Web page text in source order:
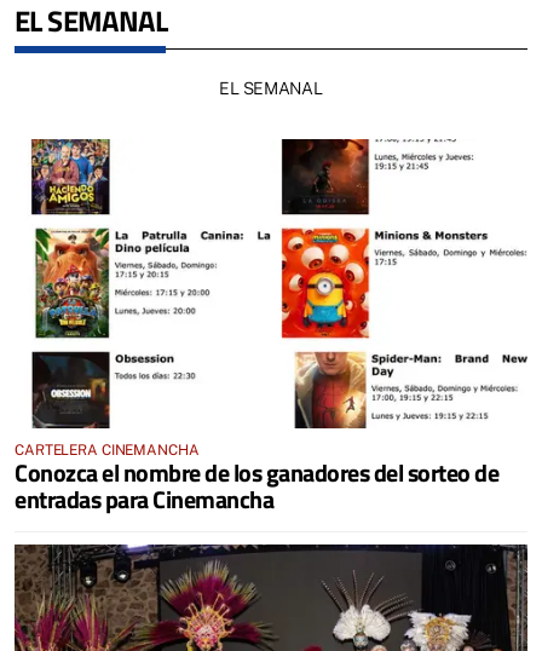
EL SEMANAL
EL SEMANAL
CARTELERA CINEMANCHA
Conozca el nombre de los ganadores del sorteo de
entradas para Cinemancha